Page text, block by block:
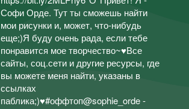
Софи Орде. Тут ты сможешь найти
мои рисунки и, может, что-нибудь
еще;)Я буду очень рада, если тебе
понравится мое творчество~♥Все
сайты, соц.сети и другие ресурсы, где
вы можете меня найти, указаны в
ссылках
паблика;)♥#оффтоп@sophie_orde -